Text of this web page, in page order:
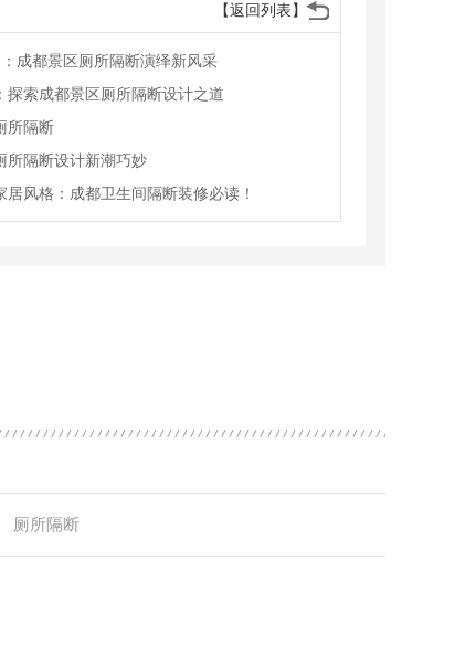
隔断
【返回列表】
成都景区厕所隔断演绎新风采
探索成都景区厕所隔断设计之道
所隔断
所隔断设计新潮巧妙
居风格：成都卫生间隔断装修必读！
厕所隔断